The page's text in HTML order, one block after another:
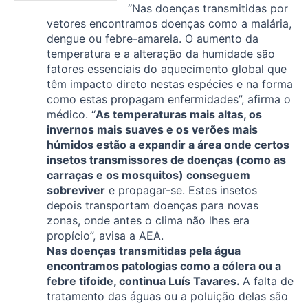
“Nas doenças transmitidas por
vetores encontramos doenças como a malária,
dengue ou febre-amarela. O aumento da
temperatura e a alteração da humidade são
fatores essenciais do aquecimento global que
têm impacto direto nestas espécies e na forma
como estas propagam enfermidades”, afirma o
médico. “As temperaturas mais altas, os
invernos mais suaves e os verões mais
húmidos estão a expandir a área onde certos
insetos transmissores de doenças (como as
carraças e os mosquitos) conseguem
sobreviver e propagar-se. Estes insetos
depois transportam doenças para novas
zonas, onde antes o clima não lhes era
propício”, avisa a AEA.
Nas doenças transmitidas pela água
encontramos patologias como a cólera ou a
febre tifoide, continua Luís Tavares. A falta de
tratamento das águas ou a poluição delas são